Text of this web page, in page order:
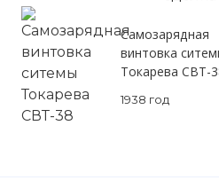
Самозарядная
винтовка
Токарева СВТ-
1938 год